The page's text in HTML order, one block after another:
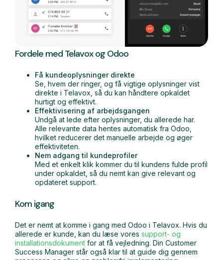
Fordele med Telavox og Odoo
Få kundeoplysninger direkte
Se, hvem der ringer, og få vigtige oplysninger vist
direkte i Telavox, så du kan håndtere opkaldet
hurtigt og effektivt.
Effektivisering af arbejdsgangen
Undgå at lede efter oplysninger, du allerede har.
Alle relevante data hentes automatisk fra Odoo,
hvilket reducerer det manuelle arbejde og øger
effektiviteten.
Nem adgang til kundeprofiler
Med et enkelt klik kommer du til kundens fulde profil
under opkaldet, så du nemt kan give relevant og
opdateret support.
Kom igang
Det er nemt at komme i gang med Odoo i Telavox. Hvis du
allerede er kunde, kan du læse vores support- og
installationsdokument for at få vejledning. Din Customer
Success Manager står også klar til at guide dig gennem